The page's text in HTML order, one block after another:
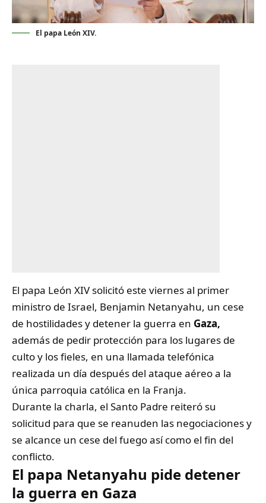
El papa León XIV.
El papa León XIV solicitó este viernes al primer
ministro de Israel, Benjamin Netanyahu, un cese
de hostilidades y detener la guerra en Gaza,
además de pedir protección para los lugares de
culto y los fieles, en una llamada telefónica
realizada un día después del ataque aéreo a la
única parroquia católica en la Franja.
Durante la charla, el Santo Padre reiteró su
solicitud para que se reanuden las negociaciones y
se alcance un cese del fuego así como el fin del
conflicto.
El papa Netanyahu pide detener
la guerra en Gaza